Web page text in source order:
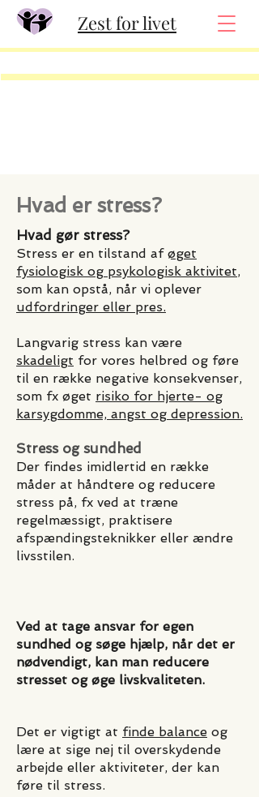
Zest for livet
Hvad er stress?
Hvad gør stress?
Stress er en tilstand af øget
fysiologisk og psykologisk aktivitet,
som kan opstå, når vi oplever
udfordringer eller pres.
Langvarig stress kan være
skadeligt for vores helbred og føre
til en række negative konsekvenser,
som fx øget risiko for hjerte- og
karsygdomme, angst og depression.
Stress og sundhed
Der findes imidlertid en række
måder at håndtere og reducere
stress på, fx ved at træne
regelmæssigt, praktisere
afspændingsteknikker eller ændre
livsstilen.
Ved at tage ansvar for egen
sundhed og søge hjælp, når det er
nødvendigt, kan man reducere
stresset og øge livskvaliteten.
Det er vigtigt at finde balance og
lære at sige nej til overskydende
arbejde eller aktiviteter, der kan
føre til stress.